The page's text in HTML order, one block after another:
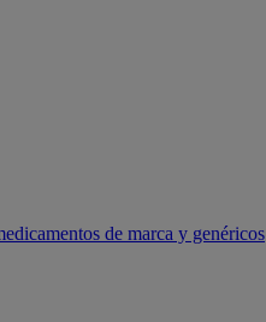
de marca y genéricos